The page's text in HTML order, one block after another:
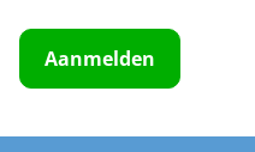
Aanmelden